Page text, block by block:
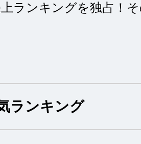
ランキングを独占！
ランキング